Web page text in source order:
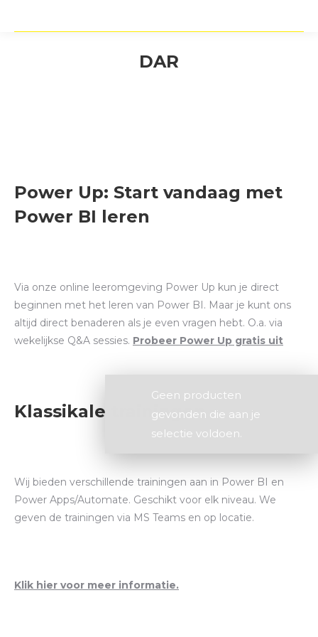
DAR
Geen producten
gevonden die aan je
selectie voldoen.
Power Up: Start vandaag met
Power BI leren
Via onze online leeromgeving Power Up kun je direct
beginnen met het leren van Power BI. Maar je kunt ons
altijd direct benaderen als je even vragen hebt. O.a. via
wekelijkse Q&A sessies. Probeer Power Up gratis uit
Klassikale trainingen
Wij bieden verschillende trainingen aan in Power BI en
Power Apps/Automate. Geschikt voor elk niveau. We
geven de trainingen via MS Teams en op locatie.
Klik hier voor meer informatie.